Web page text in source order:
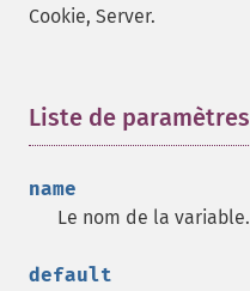
Cookie, Server.
Liste de paramètres
name
Le nom de la variable.
default